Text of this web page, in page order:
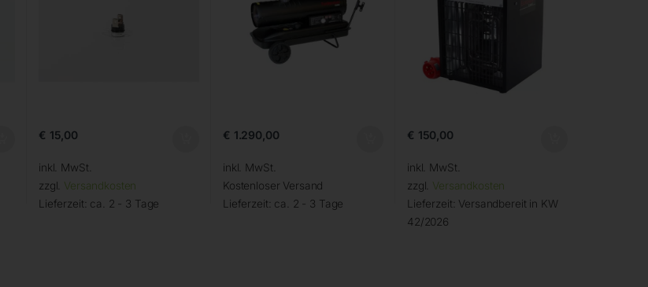
€ 15,00
inkl. MwSt.
zzgl. Versandkosten
Lieferzeit: ca. 2 - 3 Tage
€ 1.290,00
inkl. MwSt.
Kostenloser Versand
Lieferzeit: ca. 2 - 3 Tage
€ 150,00
inkl. MwSt.
zzgl. Versandkosten
Lieferzeit: Versandbereit in KW
42/2026